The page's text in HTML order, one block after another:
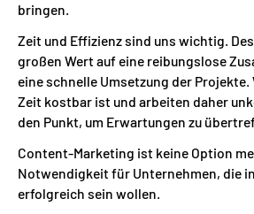
bringen.
Zeit und Effizienz sind uns wichtig.
großen Wert auf eine reibungslose
eine schnelle Umsetzung der
Zeit kostbar ist und arbeiten daher
den Punkt, um Erwartungen zu
Content-Marketing ist keine Option
Notwendigkeit für Unternehmen, die
erfolgreich sein wollen.